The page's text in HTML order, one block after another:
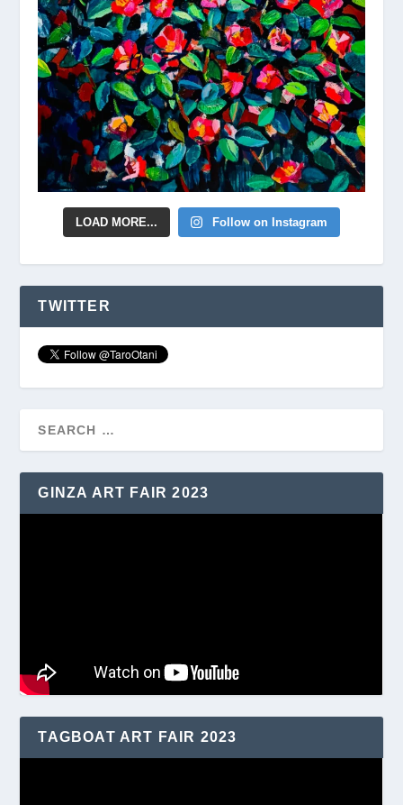
LOAD MORE... Follow on Instagram
TWITTER
GINZA ART FAIR 2023
TAGBOAT ART FAIR 2023